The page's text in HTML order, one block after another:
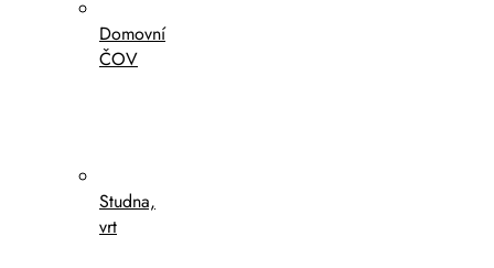
Domovní
ČOV
Studna,
vrt